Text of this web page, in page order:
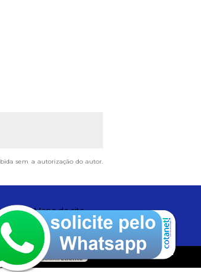
sem a autorização do autor.
Mapa do site